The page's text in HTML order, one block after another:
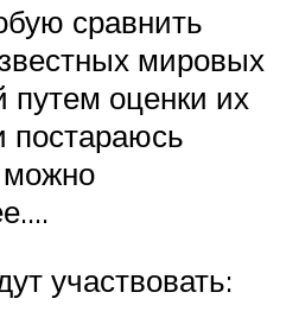
сравнить
мировых
путем оценки их
постараюсь
можно
участвовать: